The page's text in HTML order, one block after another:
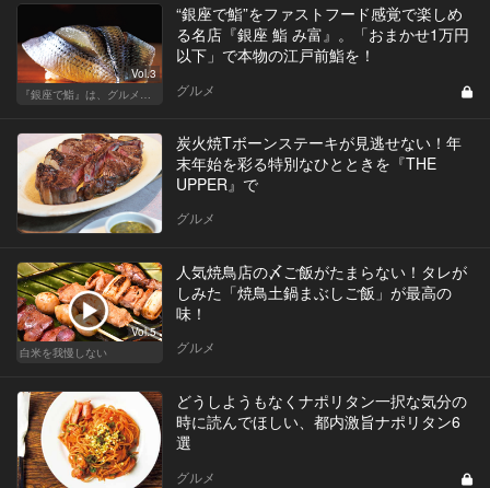
Vol.3
『銀座で鮨』は、グルメな大人のたしなみだ
“銀座で鮨”をファストフード感覚で楽しめ
る名店『銀座 鮨 み富』。「おまかせ1万円
以下」で本物の江戸前鮨を！
グルメ
炭火焼Tボーンステーキが見逃せない！年
末年始を彩る特別なひとときを『THE
UPPER』で
グルメ
Vol.5
白米を我慢しない
人気焼鳥店の〆ご飯がたまらない！タレが
しみた「焼鳥土鍋まぶしご飯」が最高の
味！
グルメ
どうしようもなくナポリタン一択な気分の
時に読んでほしい、都内激旨ナポリタン6
選
グルメ